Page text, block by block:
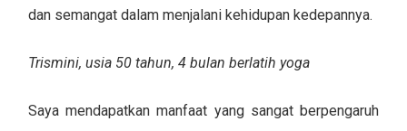
dan semangat dalam menjalani kehidupan kedepannya.
Trismini, usia 50 tahun, 4 bulan berlatih yoga
Saya mendapatkan manfaat yang sangat berpengaruh